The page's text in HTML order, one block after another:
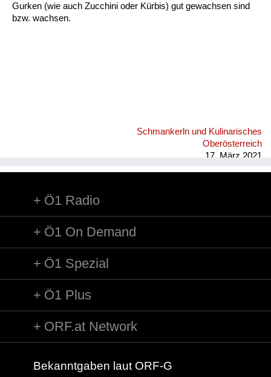
Gurken (wie auch Zucchini oder Kürbis) gut gewachsen sind
bzw. wachsen.
Schmankerln und Kulinarisches
Oberösterreich
17. März 2021
Ö1 Radio
Ö1 On Demand
Ö1 Spezial
Ö1 Plus
ORF.at Network
Bekanntgaben laut ORF-G